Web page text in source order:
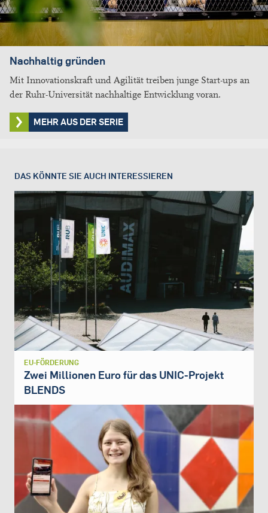
Nachhaltig gründen
Mit Innovationskraft und Agilität treiben junge Start-ups an
der Ruhr-Universität nachhaltige Entwicklung voran.
MEHR AUS DER SERIE
DAS KÖNNTE SIE AUCH INTERESSIEREN
EU-FÖRDERUNG
Zwei Millionen Euro für das UNIC-Projekt
BLENDS